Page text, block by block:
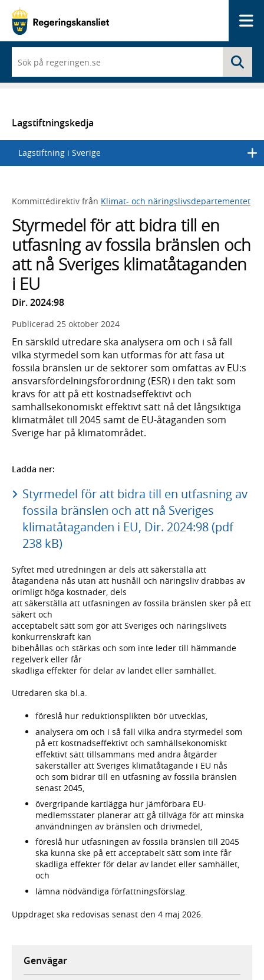
du
börjar
skriva
en
lista
med
sökförslag
Lagstiftningskedja
Lagstiftning i Sverige
Kommittédirektiv från Klimat- och näringslivsdepartementet
Styrmedel för att bidra till en
utfasning av fossila bränslen och
att nå Sveriges klimatåtaganden
i EU
Dir. 2024:98
Publicerad 25 oktober 2024
En särskild utredare ska analysera om och i så fall
vilka styrmedel som kan utformas för att fasa ut
fossila bränslen ur de sektorer som omfattas av EU:s
ansvarsfördelningsförordning (ESR) i den takt som
krävs för att på ett kostnadseffektivt och
samhällsekonomiskt effektivt sätt nå det långsiktiga
klimatmålet till 2045 samt de EU-åtaganden som
Sverige har på klimatområdet.
Ladda ner:
Styrmedel för att bidra till en utfasning av
fossila bränslen och att nå Sveriges
klimatåtaganden i EU, Dir. 2024:98 (pdf
238 kB)
Syftet med utredningen är dels att säkerställa att
åtagandena nås utan att hushåll och näringsliv drabbas av
orimligt höga kostnader, dels
att säkerställa att utfasningen av fossila bränslen sker på ett
säkert och
acceptabelt sätt som gör att Sveriges och näringslivets
konkurrenskraft kan
bibehållas och stärkas och som inte leder till hämmande
regelverk eller får
skadliga effekter för delar av landet eller samhället.
Utredaren ska bl.a.
föreslå hur reduktionsplikten bör utvecklas,
analysera om och i så fall vilka andra styrmedel som
på ett kostnadseffektivt och samhällsekonomiskt
effektivt sätt tillsammans med andra åtgärder
säkerställer att Sveriges klimatåtagande i EU nås
och som bidrar till en utfasning av fossila bränslen
senast 2045,
övergripande kartlägga hur jämförbara EU-
medlemsstater planerar att gå tillväga för att minska
användningen av bränslen och drivmedel,
föreslå hur utfasningen av fossila bränslen till 2045
ska kunna ske på ett acceptabelt sätt som inte får
skadliga effekter för delar av landet eller samhället,
och
lämna nödvändiga författningsförslag.
Uppdraget ska redovisas senast den 4 maj 2026.
Genvägar